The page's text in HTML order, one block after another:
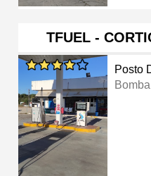
TFUEL -
Posto